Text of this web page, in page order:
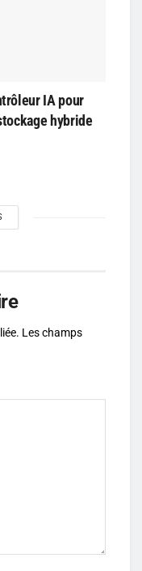
IA pour
hybride
Les champs